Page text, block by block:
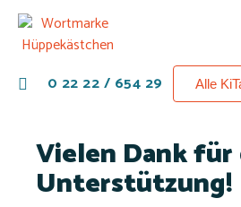
0 22 22 / 654 29 Alle
Vielen Dank für
Unterstützung!